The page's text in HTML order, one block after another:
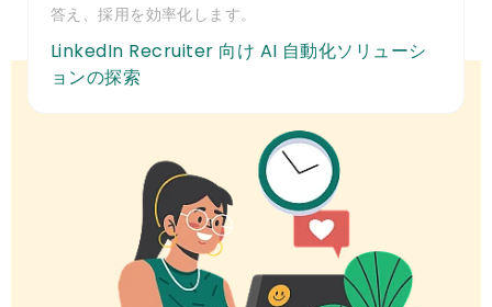
答え、採用を効率化します。
LinkedIn Recruiter 向け AI 自動化ソリューシ
ョンの探索